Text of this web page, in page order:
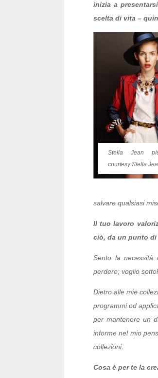
inizia a
scelta di vita –
Stella Jean
courtesy Stella
salvare qualsiasi
Il tuo lavoro
ciò, da un punto di
Sento la
perdere; voglio
Dietro alle mie
programmi od
per mantenere un
informe nel mio
collezioni.
Cosa è per te la